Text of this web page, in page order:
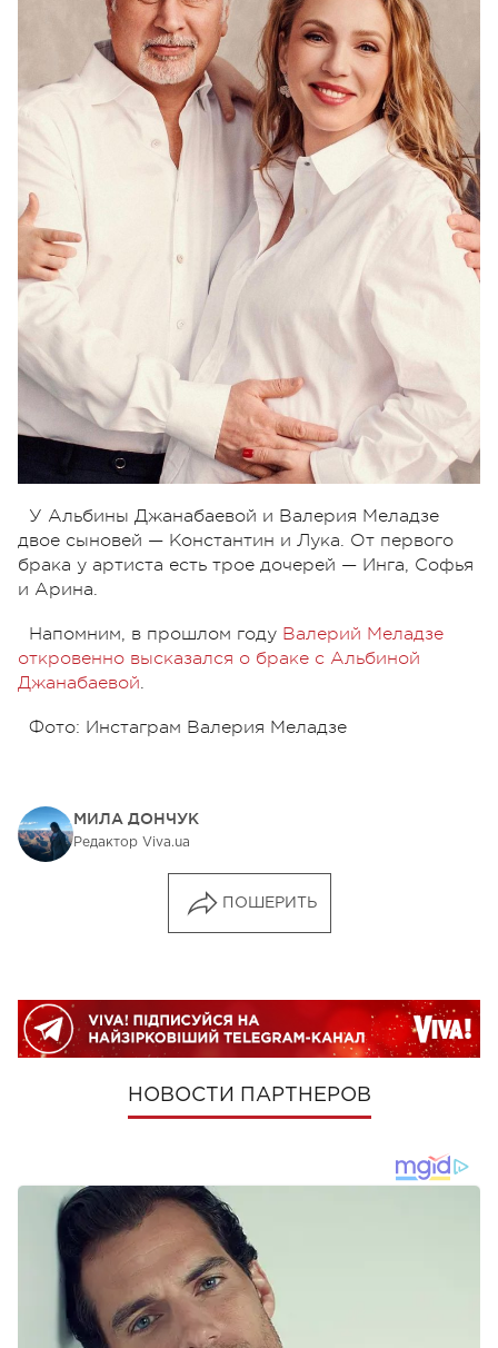
У Альбины Джанабаевой и Валерия Меладзе
двое сыновей — Константин и Лука. От первого
брака у артиста есть трое дочерей — Инга, Софья
и Арина.
Напомним, в прошлом году Валерий Меладзе
откровенно высказался о браке с Альбиной
Джанабаевой.
Фото: Инстаграм Валерия Меладзе
МИЛА ДОНЧУК
Редактор Viva.ua
ПОШЕРИТЬ
НОВОСТИ ПАРТНЕРОВ